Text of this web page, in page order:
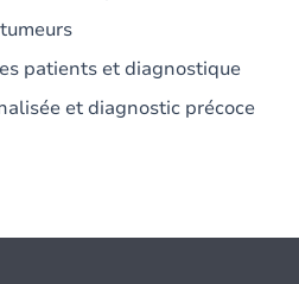
patients et diagnostique
et diagnostic précoce